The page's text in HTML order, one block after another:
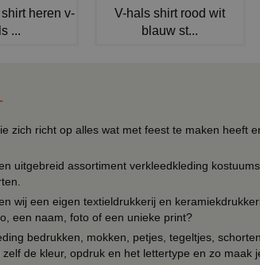
heren v-
...
V-hals shirt rood wit
blauw st...
zich richt op alles wat met feest te maken heeft
uitgebreid assortiment verkleedkleding
wij een eigen textieldrukkerij en
een naam, foto of een unieke print?
bedrukken, mokken, petjes, tegeltjes,
de kleur, opdruk en het lettertype en zo maak